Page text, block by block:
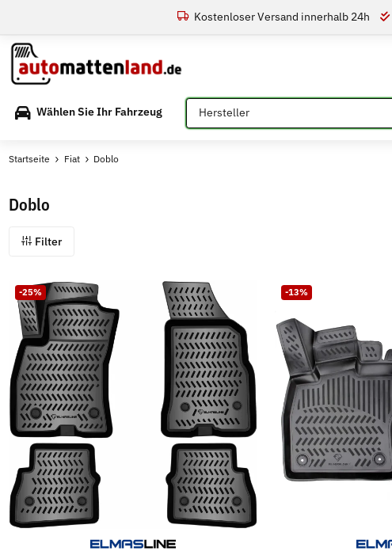
Kostenloser Versand innerhalb 24h
Wählen Sie Ihr Fahrzeug Bitte auswählen
Startseite Fiat Doblo
Doblo
Filter
-25% -13%